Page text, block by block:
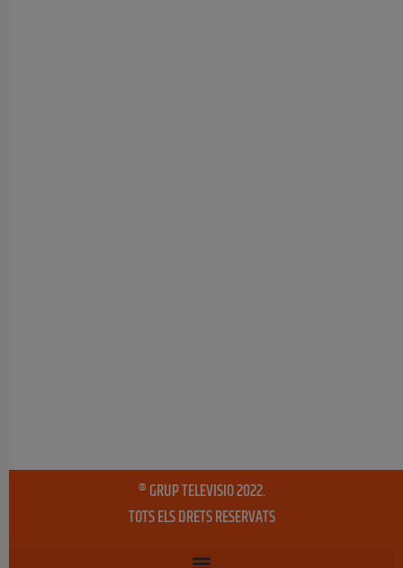
® GRUP TELEVISIO 2022.
TOTS ELS DRETS RESERVATS